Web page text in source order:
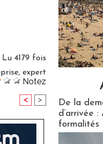
Lu 4179 fois
, expert
Notez
< >
De la
d’arrivée
formalités